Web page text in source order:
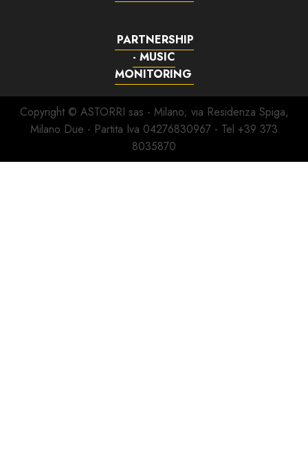
PARTNERSHIP
- MUSIC
MONITORING
Copyright © ASTORRI sas - Milano; via Residenza Spiga,
Milano Due - Partita Iva 04276830967 - Tel +39 373
8035870